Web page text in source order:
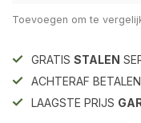
Toevoegen om te
GRATIS STALEN
ACHTERAF BETALEN
LAAGSTE PRIJS